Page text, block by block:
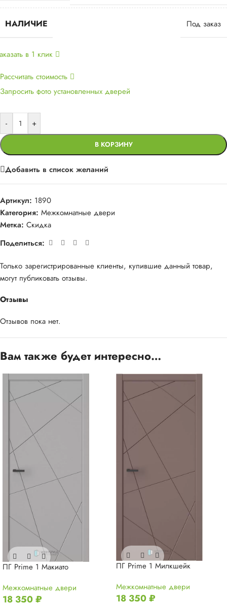
НАЛИЧИЕ Под заказ
в 1 клик
Рассчитать стоимость
Запросить фото установленных дверей
- +
В КОРЗИНУ
Добавить в список желаний
Артикул: 1890
Категория: Межкомнатные двери
Метка: Скидка
Поделиться:
Отзывы
Отзывов пока нет.
Только зарегистрированные клиенты, купившие данный товар,
могут публиковать отзывы.
Вам также будет интересно…
ПГ Prime 1 Макиато
Межкомнатные двери
18 350₽
ПГ Prime 1 Милкшейк
Межкомнатные двери
18 350₽